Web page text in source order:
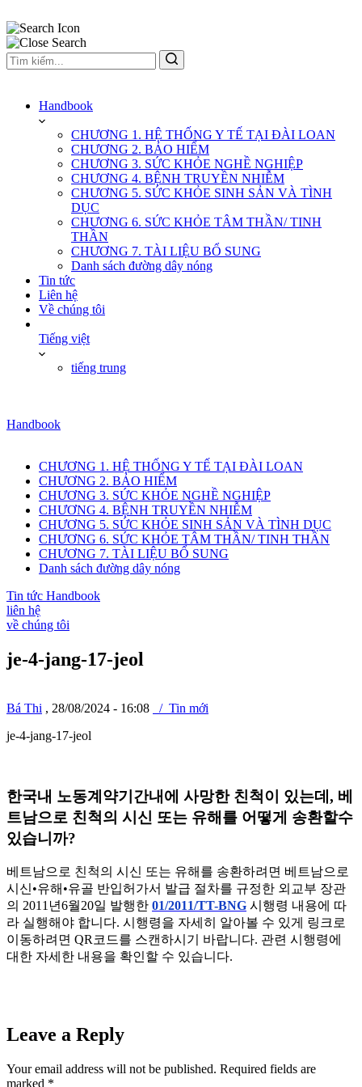
Handbook
CHƯƠNG 1. HỆ THỐNG Y TẾ TẠI ĐÀI LOAN
CHƯƠNG 2. BẢO HIỂM
CHƯƠNG 3. SỨC KHỎE NGHỀ NGHIỆP
CHƯƠNG 4. BỆNH TRUYỀN NHIỄM
CHƯƠNG 5. SỨC KHỎE SINH SẢN VÀ TÌNH
DỤC
CHƯƠNG 6. SỨC KHỎE TÂM THẦN/ TINH
THẦN
CHƯƠNG 7. TÀI LIỆU BỔ SUNG
Danh sách đường dây nóng
Tin tức
Liên hệ
Về chúng tôi
Tiếng việt
tiếng trung
Handbook
CHƯƠNG 1. HỆ THỐNG Y TẾ TẠI ĐÀI LOAN
CHƯƠNG 2. BẢO HIỂM
CHƯƠNG 3. SỨC KHỎE NGHỀ NGHIỆP
CHƯƠNG 4. BỆNH TRUYỀN NHIỄM
CHƯƠNG 5. SỨC KHỎE SINH SẢN VÀ TÌNH DỤC
CHƯƠNG 6. SỨC KHỎE TÂM THẦN/ TINH THẦN
CHƯƠNG 7. TÀI LIỆU BỔ SUNG
Danh sách đường dây nóng
Tin tức Handbook
liên hệ
về chúng tôi
je-4-jang-17-jeol
Bá Thi , 28/08/2024 - 16:08
/ Tin mới
je-4-jang-17-jeol
한국내 노동계약기간내에 사망한 친척이 있는데, 베
트남으로 친척의 시신 또는 유해를 어떻게 송환할수
있습니까?
베트남으로 친척의 시신 또는 유해를 송환하려면 베트남으로
시신•유해•유골 반입허가서 발급 절차를 규정한 외교부 장관
의 2011년6월20일 발행한 01/2011/TT-BNG 시행령 내용에 따
라 실행해야 합니다. 시행령을 자세히 알아볼 수 있게 링크로
이동하려면 QR코드를 스캔하시기 바랍니다. 관련 시행령에
대한 자세한 내용을 확인할 수 있습니다.
Leave a Reply
Your email address will not be published. Required fields are
marked *